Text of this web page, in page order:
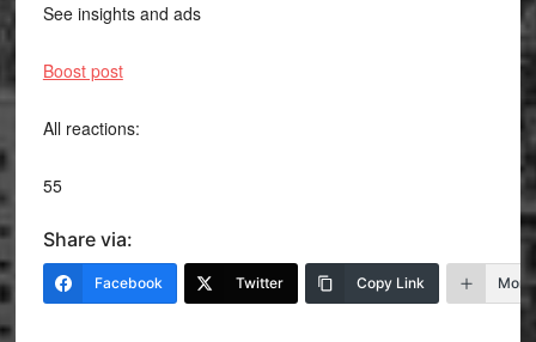
See insights and ads
Boost post
All reactions:
55
Share via:
Facebook Twitter Copy Link More